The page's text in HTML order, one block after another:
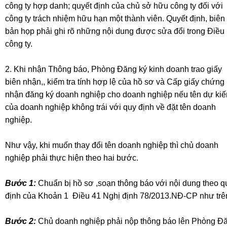
công ty hợp danh; quyết định của chủ sở hữu công ty đối với
công ty trách nhiệm hữu hạn một thành viên. Quyết định, biên
bản họp phải ghi rõ những nội dung được sửa đổi trong Điều
công ty.
2. Khi nhận Thông báo, Phòng Đăng ký kinh doanh trao giấy
biên nhận,, kiểm tra tính hợp lệ của hồ sơ và Cấp giấy chứng
nhận đăng ký doanh nghiệp cho doanh nghiệp nếu tên dự
của doanh nghiệp không trái với quy định về đặt tên doanh
nghiệp.
Như vậy, khi muốn thay đổi tên doanh nghiệp thì chủ doanh
nghiệp phải thực hiện theo hai bước.
Bước 1: Chuẩn bị hồ sơ ,soạn thông báo với nội dung theo
định của Khoản 1 Điều 41 Nghị định 78/2013.NĐ-CP như
Bước 2: Chủ doanh nghiệp phải nộp thông báo lên Phòng